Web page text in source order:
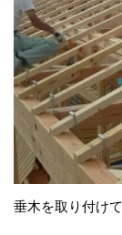
垂木を取り付けて